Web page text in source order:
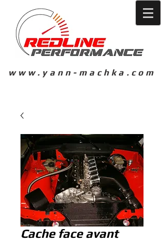
www.yann-machka.com
Cache face avant